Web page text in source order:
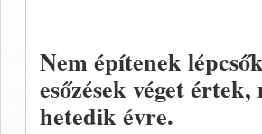
Nem építenek
esőzések véget
hetedik évre.